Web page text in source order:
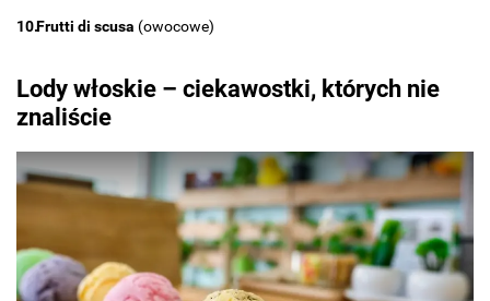
Frutti di scusa (owocowe)
Lody włoskie – ciekawostki, których nie
znaliście